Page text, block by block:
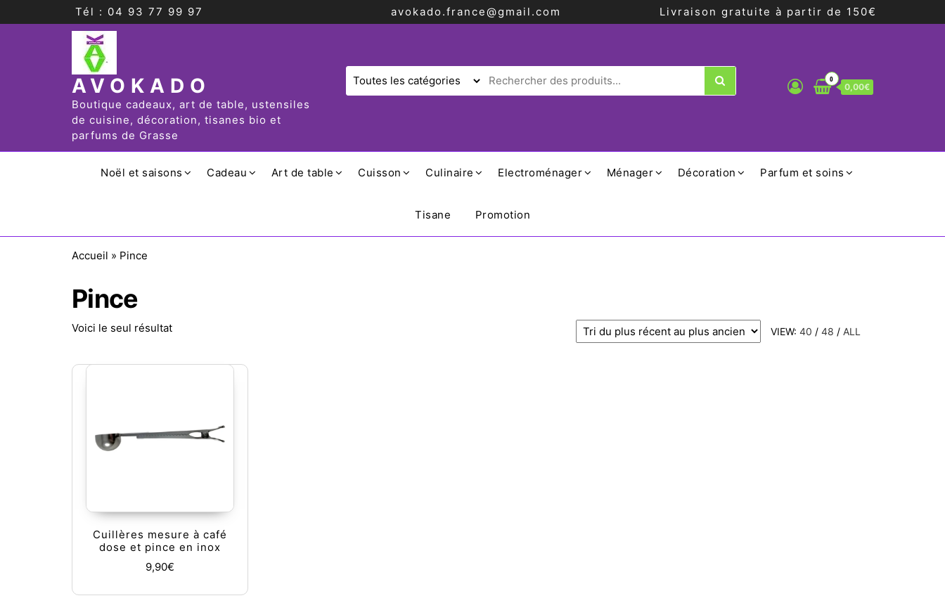
Tél : 04 93 77 99 97 avokado.france@gmail.com Livraison gratuite à partir de 150€
AVOKADO
Boutique cadeaux, art de table, ustensiles
de cuisine, décoration, tisanes bio et
parfums de Grasse
0
0,00€
Noël et saisons Cadeau Art de table Cuisson Culinaire Electroménager Ménager Décoration Parfum et soins
Tisane Promotion
Accueil » Pince
Pince
VIEW: 40 / 48 / ALL
Voici le seul résultat
Cuillères mesure à café
dose et pince en inox
9,90€